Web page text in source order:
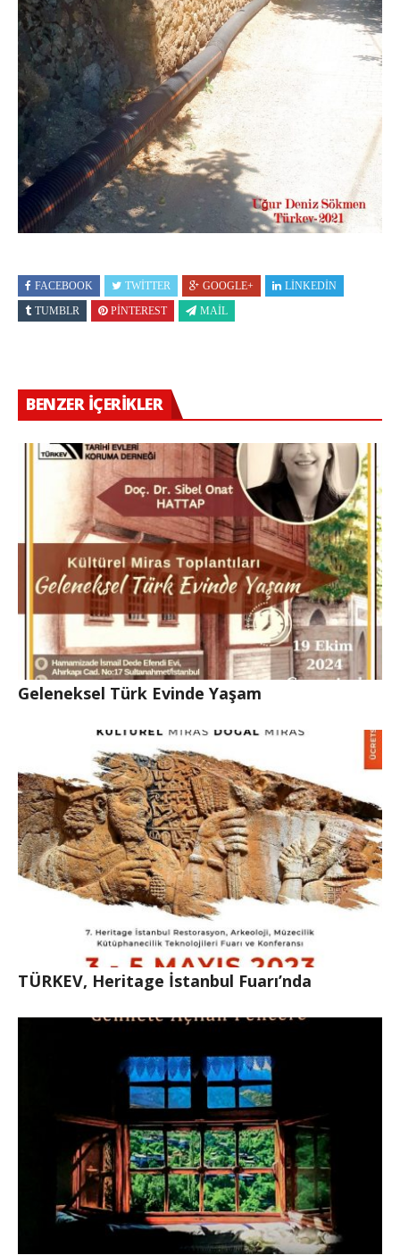
FACEBOOK TWITTER GOOGLE+
LINKEDIN
TUMBLR
PINTEREST MAIL
BENZER İÇERIKLER
Geleneksel Türk Evinde Yaşam
TÜRKEV, Heritage İstanbul Fuarı’nda